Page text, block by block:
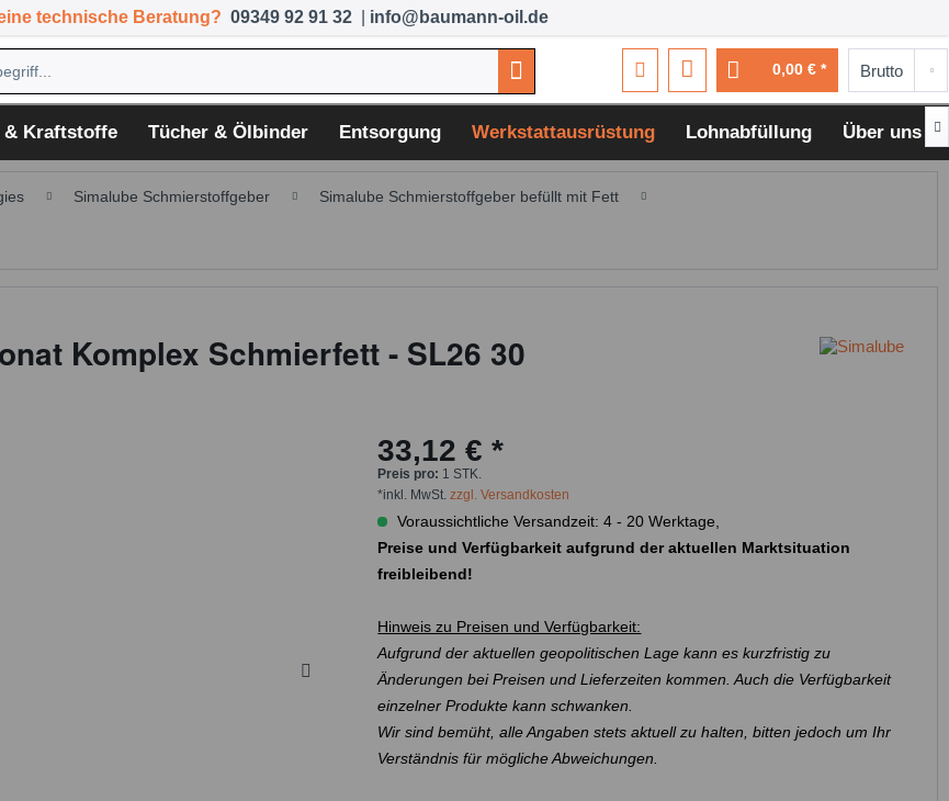
technische Beratung? 09349 92 91 32 info@baumann-oil.de
0,00 € *
& Kraftstoffe Tücher & Ölbinder Entsorgung Werkstattausrüstung Lohnabfüllung Über uns 
Simalube Schmierstoffgeber Simalube Schmierstoffgeber befüllt mit Fett
Komplex Schmierfett - SL26 30
33,12 € *
Preis pro: 1 STK.
*inkl. MwSt.zzgl. Versandkosten
Voraussichtliche Versandzeit: 4 - 20 Werktage,
Preise und Verfügbarkeit aufgrund der aktuellen Marktsituation
freibleibend!
Hinweis zu Preisen und Verfügbarkeit:
Aufgrund der aktuellen geopolitischen Lage kann es kurzfristig zu
Änderungen bei Preisen und Lieferzeiten kommen. Auch die Verfügbarkeit
einzelner Produkte kann schwanken.
Wir sind bemüht, alle Angaben stets aktuell zu halten, bitten jedoch um Ihr
Verständnis für mögliche Abweichungen.